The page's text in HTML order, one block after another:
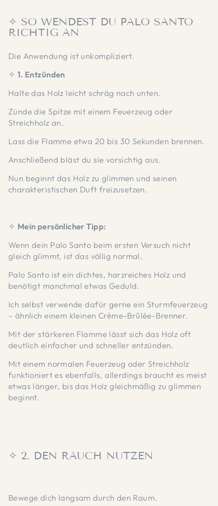
✧ SO WENDEST DU PALO SANTO
RICHTIG AN
Die Anwendung ist unkompliziert.
✧ 1. Entzünden
Halte das Holz leicht schräg nach unten.
Zünde die Spitze mit einem Feuerzeug oder
Streichholz an.
Lass die Flamme etwa 20 bis 30 Sekunden brennen.
Anschließend bläst du sie vorsichtig aus.
Nun beginnt das Holz zu glimmen und seinen
charakteristischen Duft freizusetzen.
✧ Mein persönlicher Tipp:
Wenn dein Palo Santo beim ersten Versuch nicht
gleich glimmt, ist das völlig normal.
Palo Santo ist ein dichtes, harzreiches Holz und
benötigt manchmal etwas Geduld.
Ich selbst verwende dafür gerne ein Sturmfeuerzeug
– ähnlich einem kleinen Crème-Brûlée-Brenner.
Mit der stärkeren Flamme lässt sich das Holz oft
deutlich einfacher und schneller entzünden.
Mit einem normalen Feuerzeug oder Streichholz
funktioniert es ebenfalls, allerdings braucht es meist
etwas länger, bis das Holz gleichmäßig zu glimmen
beginnt.
✧ 2. DEN RAUCH NUTZEN
Bewege dich langsam durch den Raum.